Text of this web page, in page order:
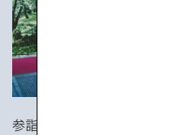
参詣に来る人のためのお寺